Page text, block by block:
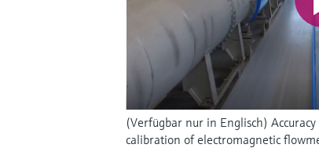
(Verfügbar nur in Englisch)
calibration of electromagnetic